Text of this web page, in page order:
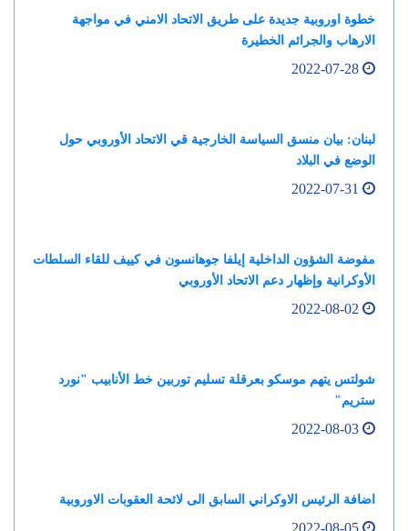
خطوة اوروبية جديدة على طريق الاتحاد الامني في مواجهة
الارهاب والجرائم الخطيرة
لبنان: بيان منسق السياسة الخارجية قي الاتحاد الأوروبي حول
الوضع في البلاد
مفوضة الشؤون الداخلية إيلفا جوهانسون في كييف للقاء السلطات
الأوكرانية وإظهار دعم الاتحاد الأوروبي
شولتس يتهم موسكو بعرقلة تسليم توربين خط الأنابيب "نورد
ستريم"
اضافة الرئيس الاوكراني السابق الى لائحة العقوبات الاوروبية